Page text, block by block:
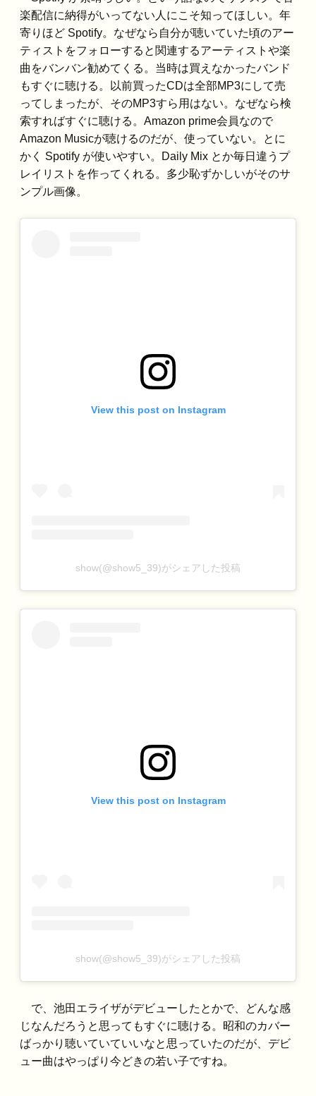
楽配信に納得がいってない人にこそ知ってほしい。年
寄りほど Spotify。なぜなら自分が聴いていた頃のアー
ティストをフォローすると関連するアーティストや楽
曲をバンバン勧めてくる。当時は買えなかったバンド
もすぐに聴ける。以前買ったCDは全部MP3にして売
ってしまったが、そのMP3すら用はない。なぜなら検
索すればすぐに聴ける。Amazon prime会員なので
Amazon Musicが聴けるのだが、使っていない。とに
かく Spotify が使いやすい。Daily Mix とか毎日違うプ
レイリストを作ってくれる。多少恥ずかしいがそのサ
ンプル画像。
View this post on Instagram
show(@show5_39)がシェアした投稿
View this post on Instagram
show(@show5_39)がシェアした投稿
で、池田エライザがデビューしたとかで、どんな感
じなんだろうと思ってもすぐに聴ける。昭和のカバー
ばっかり聴いていていいなと思っていたのだが、デビ
ュー曲はやっぱり今どきの若い子ですね。